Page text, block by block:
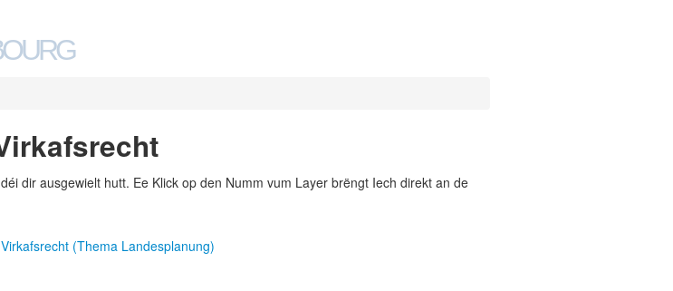
dir ausgewielt hutt. Ee Klick op den Numm vum Layer brëngt Iech direkt an de
Virkafsrecht (Thema Landesplanung)